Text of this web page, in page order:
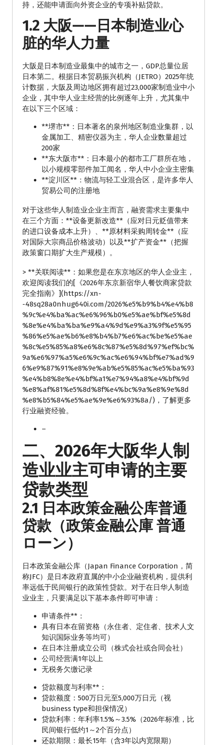
持，还能申请面向外资企业的专项补贴贷款。
1.2 大阪——日本制造业心
脏的华人力量
大阪是日本制造业最集中的城市之一，GDP总量位居
日本第二。根据日本贸易振兴机构（JETRO）2025年统
计数据，大阪及周边地区拥有超过23,000家制造业中小
企业，其中华人业主经营的比例逐年上升，尤其集中
在以下三个区域：
**堺市**：日本著名的泉州地区制造业集群，以
金属加工、精密仪器为主，华人企业数量超过
200家
**东大阪市**：日本最小的都市工厂群所在地，
以小规模零部件加工闻名，华人中小企业主密集
**淀川区**：物流与轻工业混合区，是许多华人
贸易公司的注册地
对于这些华人制造业企业主而言，融资需求主要集中
在三个方面：**设备更新改造**（应对日元贬值带来
的进口设备成本上升）、**原材料采购周转金**（应
对国际大宗商品价格波动）以及**扩产资金**（把握
政策窗口期扩大生产规模）。
> **关联阅读**：如果您是在东京地区的华人企业主，
欢迎阅读我们的[《2026年东京新宿华人餐饮商家贷款
完全指南》](https://xn-
-48sq28a0nhug640i.com/2026%e5%b9%b4%e4%b8
%9c%e4%ba%ac%e6%96%b0%e5%ae%bf%e5%8d
%8e%e4%ba%ba%e9%a4%9d%e9%a3%9f%e5%95
%86%e5%ae%b6%e8%b4%b7%e6%ac%be%e5%ae
%8c%e5%85%a8%e6%8c%87%e5%8d%97%ef%bc%
9a%e6%97%a5%e6%9c%ac%e6%94%bf%e7%ad%9
6%e9%87%91%e8%9e%ab%e5%85%ac%e5%ba%93
%e4%b8%8e%e4%bf%a1%e7%94%a8%e4%bf%9d
%e8%af%81%e5%8d%8f%e4%bc%9a%e8%9e%8d
%e8%b5%84%e5%ae%9e%e6%93%8a/)，了解更多
行业融资经验。
–
二、2026年大阪华人制
造业业主可申请的主要
贷款类型
2.1 日本政策金融公库普通
贷款（政策金融公庫 普通
ローン）
日本政策金融公库（Japan Finance Corporation，简
称JFC）是日本政府直属的中小企业融资机构，提供利
率远低于民间银行的政策性贷款。对于在日华人制造
业业主，只要满足以下基本条件即可申请：
申请条件**：
具有日本在留资格（永住者、定住者、技术人文
知识国际业务等均可）
在日本注册成立公司（株式会社或合同会社）
公司经营满1年以上
无税务欠缴记录
贷款额度与利率**：
贷款额度：500万日元至5,000万日元（视
business type和担保情况）
贷款利率：年利率1.5%～3.5%（2026年标准，比
民间银行低约1～2个百分点）
还款期限：最长15年（含3年以内宽限期）